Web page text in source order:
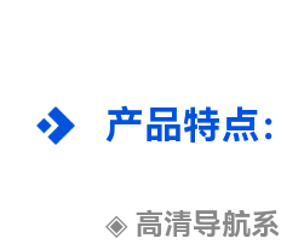
产品特点：
◈ 高清导航